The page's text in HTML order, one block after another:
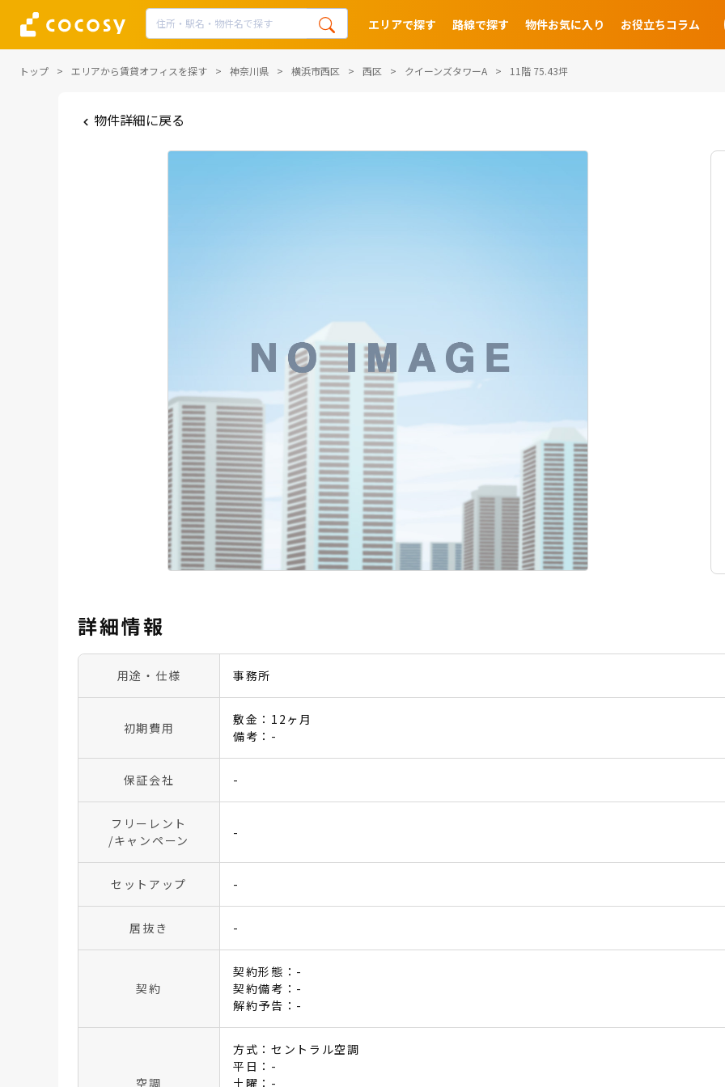
エリアで探す 路線で探す 物件お気に入り お役立ちコラム
トップ エリアから賃貸オフィスを探す 神奈川県 横浜市西区 西区 クイーンズタワーA 11階 75.43坪
物件詳細に戻る
詳細情報
用途・仕様 事務所
初期費用
敷金：12ヶ月
備考：-
保証会社 -
フリーレント
/キャンペーン
-
セットアップ -
居抜き -
契約
契約形態：-
契約備考：-
解約予告：-
空調
方式：セントラル空調
平日：-
土曜：-